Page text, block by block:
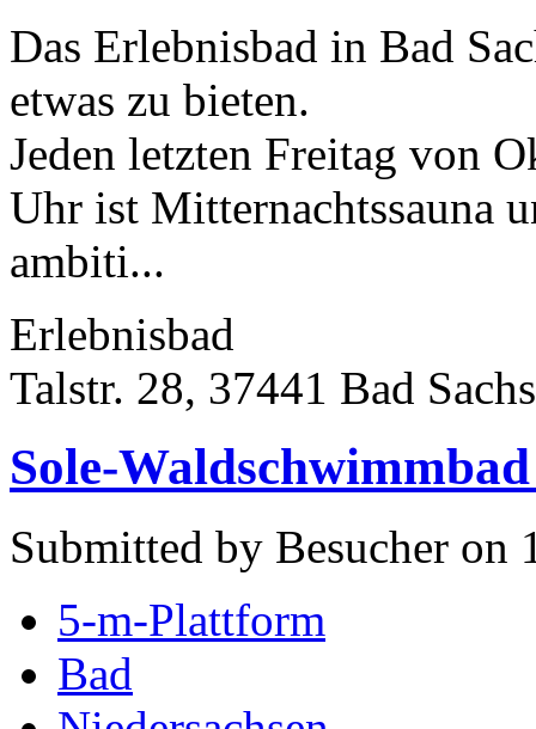
Das Erlebnisbad in Bad
etwas zu bieten.
Jeden letzten Freitag von
Uhr ist Mitternachtssauna
ambiti...
Erlebnisbad
Talstr. 28, 37441 Bad
Sole-
Submitted by Besucher on
5-m-Plattform
Bad